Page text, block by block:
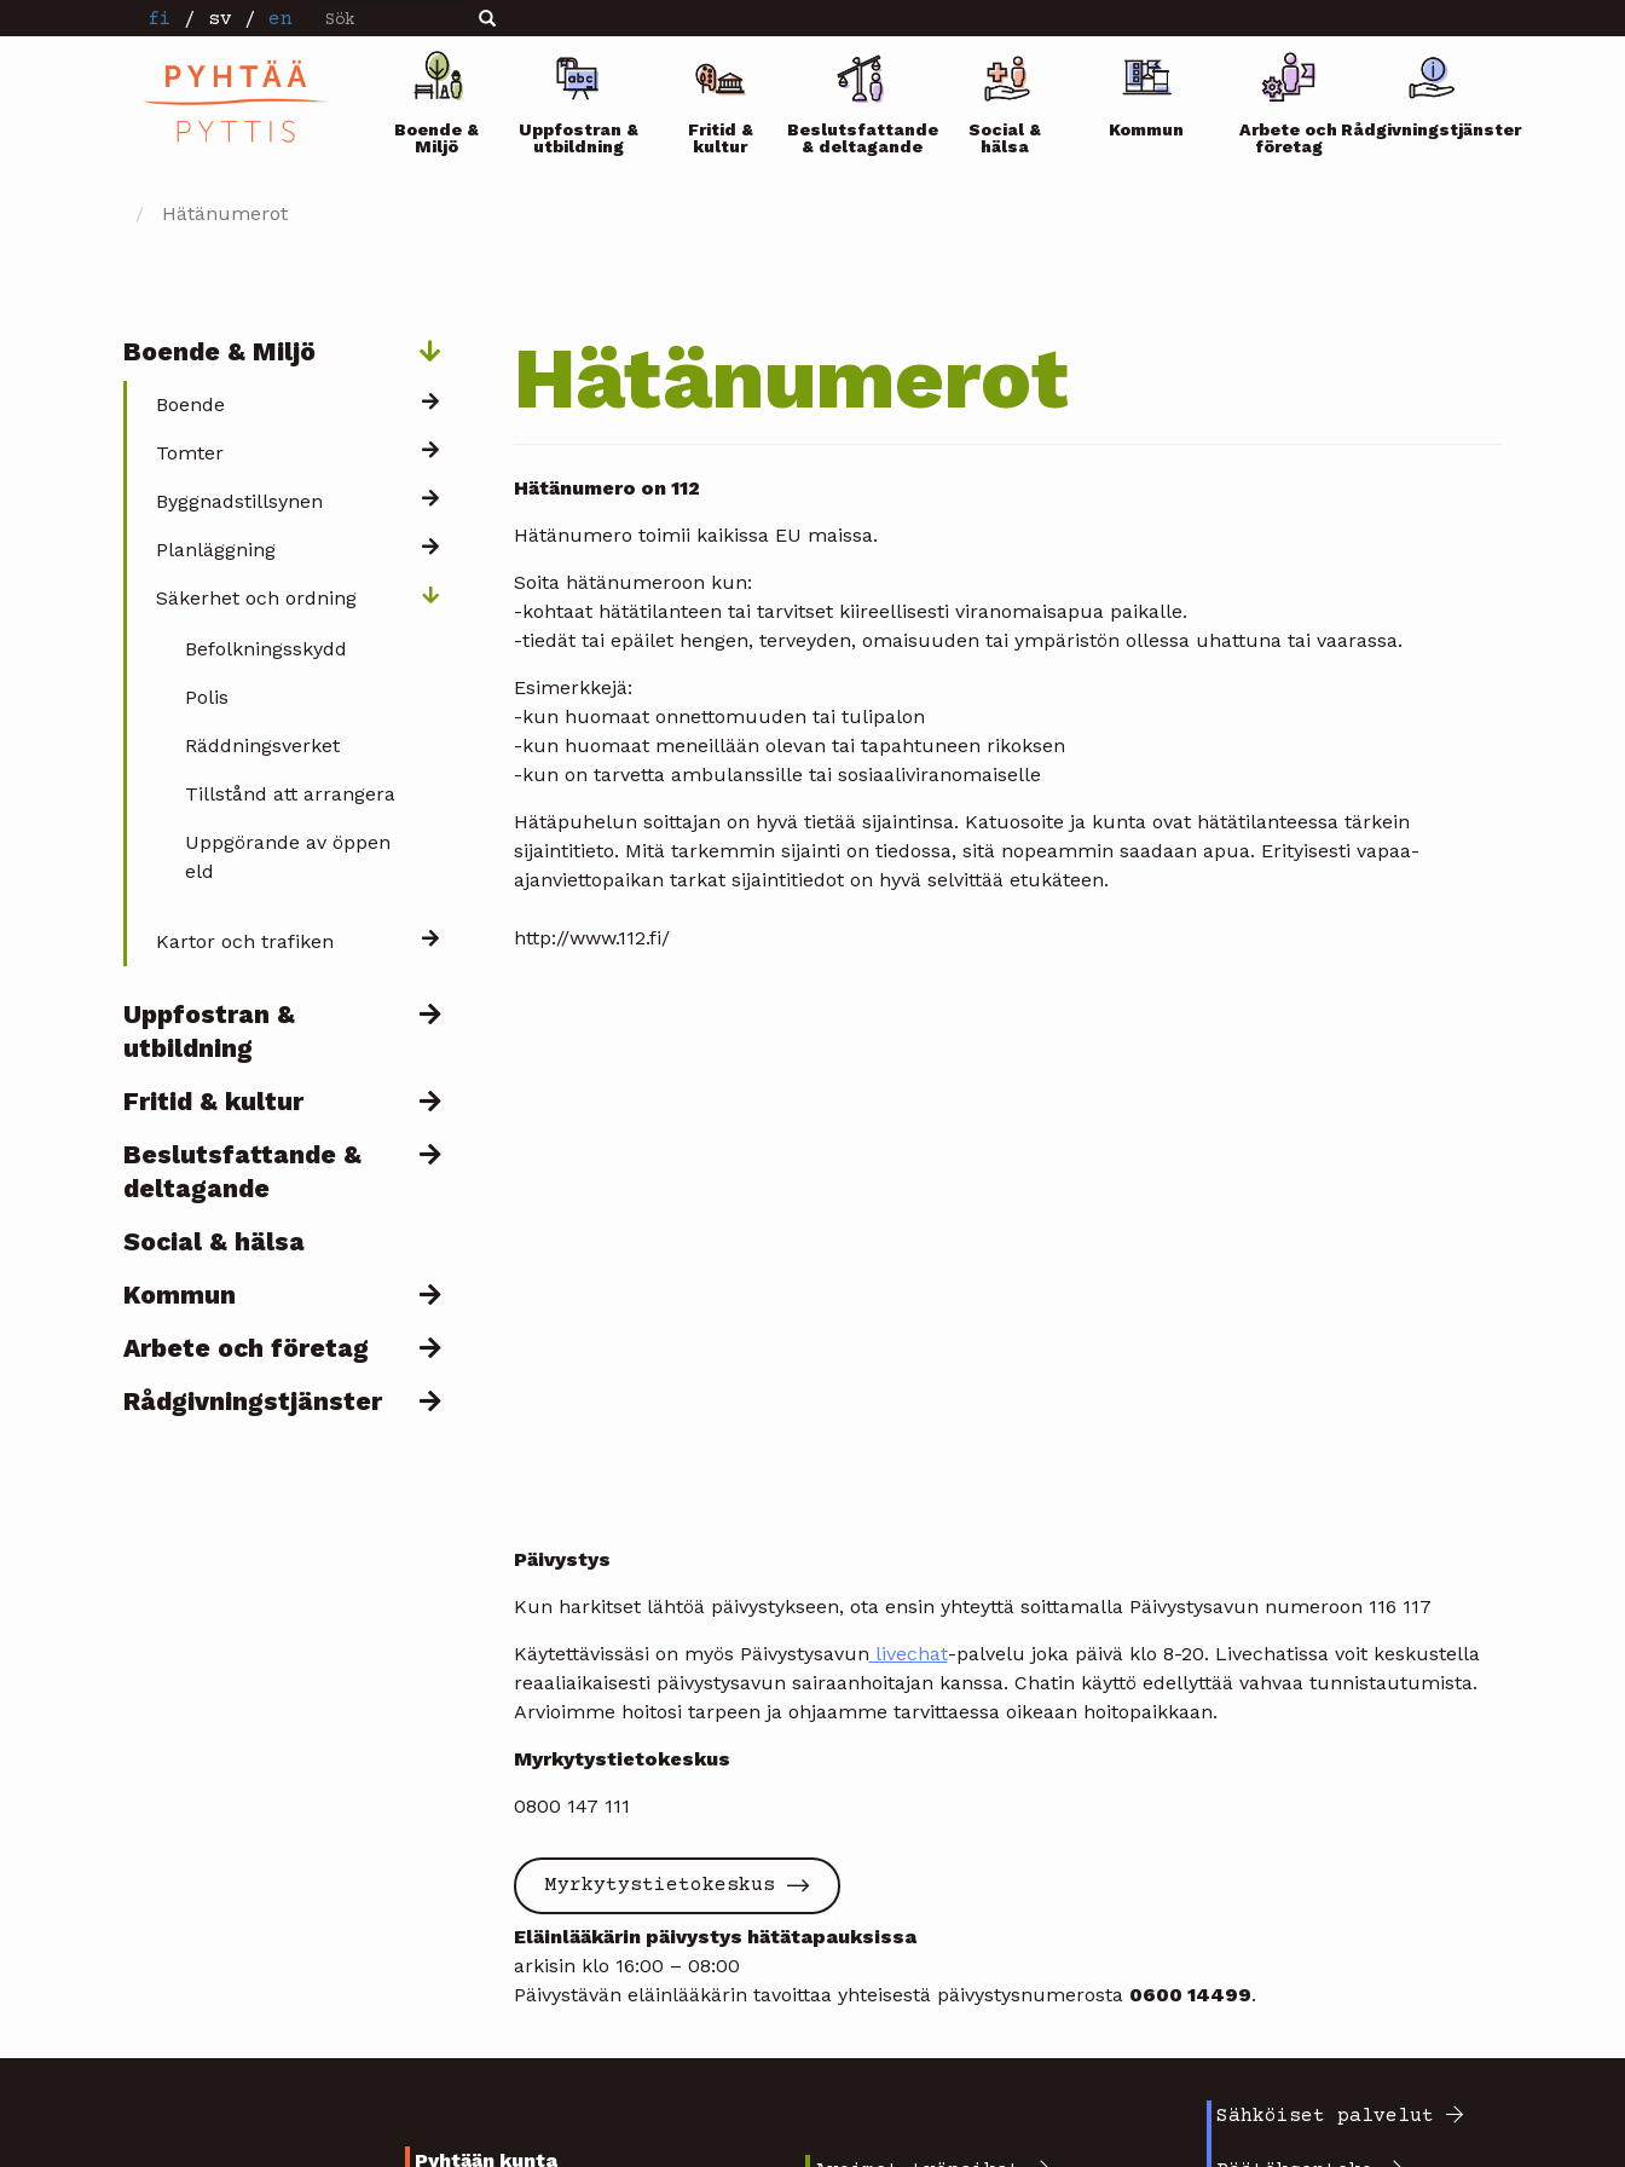
till
fi / sv / en Sök Sök
Päävalikko
Boende &
Miljö
Uppfostran &
utbildning
Fritid &
kultur
Beslutsfattande
& deltagande
Social &
hälsa
Kommun
Arbete och
företag
Rådgivningstjänster
Hätänumerot
Päävalikko
Boende & Miljö
Boende
Tomter
Byggnadstillsynen
Planläggning
Säkerhet och ordning
Befolkningsskydd
Polis
Räddningsverket
Tillstånd att arrangera
Uppgörande av öppen
eld
Kartor och trafiken
Uppfostran &
utbildning
Fritid & kultur
Beslutsfattande &
deltagande
Social & hälsa
Kommun
Arbete och företag
Rådgivningstjänster
Hätänumerot
Hätänumero on 112
Hätänumero toimii kaikissa EU maissa.
Soita hätänumeroon kun:
-kohtaat hätätilanteen tai tarvitset kiireellisesti viranomaisapua paikalle.
-tiedät tai epäilet hengen, terveyden, omaisuuden tai ympäristön ollessa uhattuna tai vaarassa.
Esimerkkejä:
-kun huomaat onnettomuuden tai tulipalon
-kun huomaat meneillään olevan tai tapahtuneen rikoksen
-kun on tarvetta ambulanssille tai sosiaaliviranomaiselle
Hätäpuhelun soittajan on hyvä tietää sijaintinsa. Katuosoite ja kunta ovat hätätilanteessa tärkein
sijaintitieto. Mitä tarkemmin sijainti on tiedossa, sitä nopeammin saadaan apua. Erityisesti vapaa-
ajanviettopaikan tarkat sijaintitiedot on hyvä selvittää etukäteen.
http://www.112.fi/
Päivystys
Kun harkitset lähtöä päivystykseen, ota ensin yhteyttä soittamalla Päivystysavun numeroon 116 117
Käytettävissäsi on myös Päivystysavun livechat-palvelu joka päivä klo 8-20. Livechatissa voit keskustella
reaaliaikaisesti päivystysavun sairaanhoitajan kanssa. Chatin käyttö edellyttää vahvaa tunnistautumista.
Arvioimme hoitosi tarpeen ja ohjaamme tarvittaessa oikeaan hoitopaikkaan.
Myrkytystietokeskus
0800 147 111
Myrkytystietokeskus
Eläinlääkärin päivystys hätätapauksissa
arkisin klo 16:00 – 08:00
Päivystävän eläinlääkärin tavoittaa yhteisestä päivystysnumerosta 0600 14499.
Pyhtään kunta Footer
Sähköiset palvelut